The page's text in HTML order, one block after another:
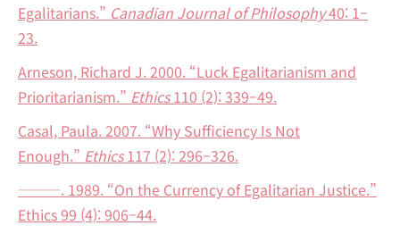
Egalitarians.” Canadian Journal of Philosophy40: 1–
23.
Arneson, Richard J. 2000. “Luck Egalitarianism and
Prioritarianism.” Ethics110 (2): 339–49.
Casal, Paula. 2007. “Why Sufficiency Is Not
Enough.” Ethics117 (2): 296–326.
———. 1989. “On the Currency of Egalitarian Justice.”
Ethics 99 (4): 906–44.